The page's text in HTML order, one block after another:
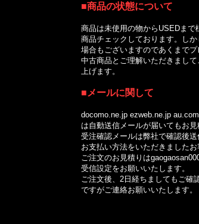
■商品の状態について
商品は未使用の物からUSEDまで
商品チェックしております。しか
場合もございますのであくまでプ
中古商品とご理解いただきまして
上げます。
■メールに関して
docomo.ne.jp ezweb.ne.jp au.com
は自動送信メールが届いてもお見
受注確認メールは弊社で確認後送
お支払い方法をいただきましたお
ご注文のお見積りは
受信設定をお願いいたします。
ご注文後、2日経ちましてもご確
ですがご連絡お願いいたします。